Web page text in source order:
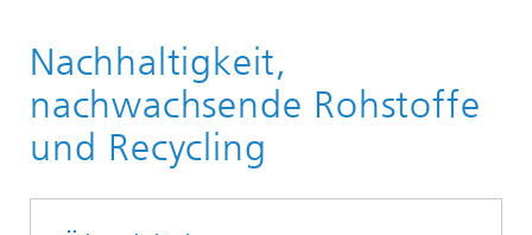
Forschungsexpertise
Nachhaltigkeit,
nachwachsende Rohstoffe
und Recycling